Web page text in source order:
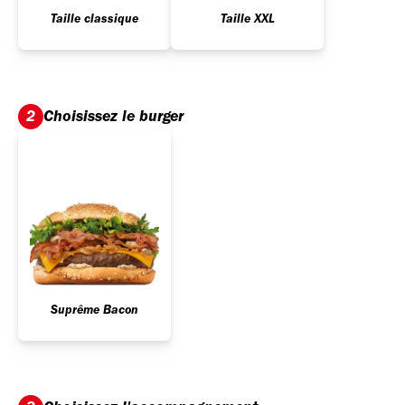
Taille classique Taille XXL
2 Choisissez le burger
Suprême Bacon